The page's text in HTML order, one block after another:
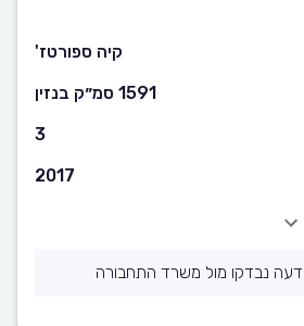
קיה ספורטז'
1591 סמ״ק בנזין
3
2017
נבדקו מול משרד התחבורה